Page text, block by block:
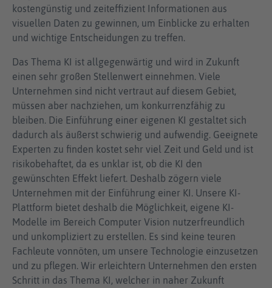
kostengünstig und zeiteffizient Informationen aus
visuellen Daten zu gewinnen, um Einblicke zu erhalten
und wichtige Entscheidungen zu treffen.
Das Thema KI ist allgegenwärtig und wird in Zukunft
einen sehr großen Stellenwert einnehmen. Viele
Unternehmen sind nicht vertraut auf diesem Gebiet,
müssen aber nachziehen, um konkurrenzfähig zu
bleiben. Die Einführung einer eigenen KI gestaltet sich
dadurch als äußerst schwierig und aufwendig. Geeignete
Experten zu finden kostet sehr viel Zeit und Geld und ist
risikobehaftet, da es unklar ist, ob die KI den
gewünschten Effekt liefert. Deshalb zögern viele
Unternehmen mit der Einführung einer KI. Unsere KI-
Plattform bietet deshalb die Möglichkeit, eigene KI-
Modelle im Bereich Computer Vision nutzerfreundlich
und unkompliziert zu erstellen. Es sind keine teuren
Fachleute vonnöten, um unsere Technologie einzusetzen
und zu pflegen. Wir erleichtern Unternehmen den ersten
Schritt in das Thema KI, welcher in naher Zukunft